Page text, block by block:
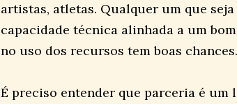
artistas, atletas. Qualquer um que
capacidade técnica alinhada a um
no uso dos recursos tem boas chances.
É preciso entender que parceria é um